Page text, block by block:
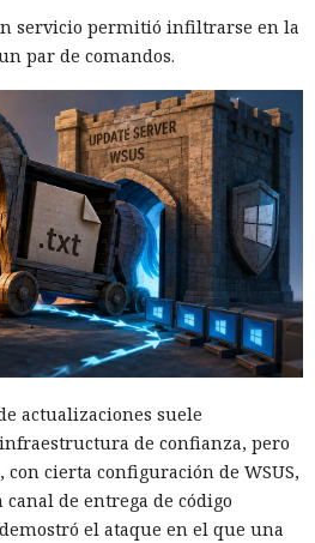
servicio permitió infiltrarse en la
par de comandos.
actualizaciones suele
de confianza, pero
con cierta configuración de WSUS,
de entrega de código
el ataque en el que una